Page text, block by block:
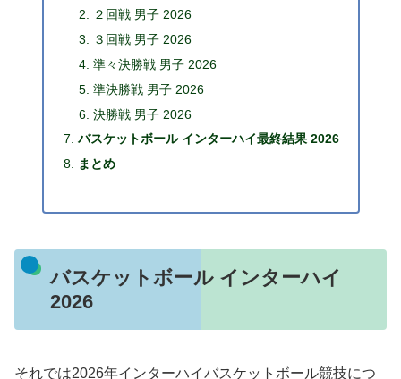
２回戦 男子 2026
３回戦 男子 2026
準々決勝戦 男子 2026
準決勝戦 男子 2026
決勝戦 男子 2026
バスケットボール インターハイ最終結果 2026
まとめ
バスケットボール インターハイ
2026
それでは2026年インターハイバスケットボール競技につ